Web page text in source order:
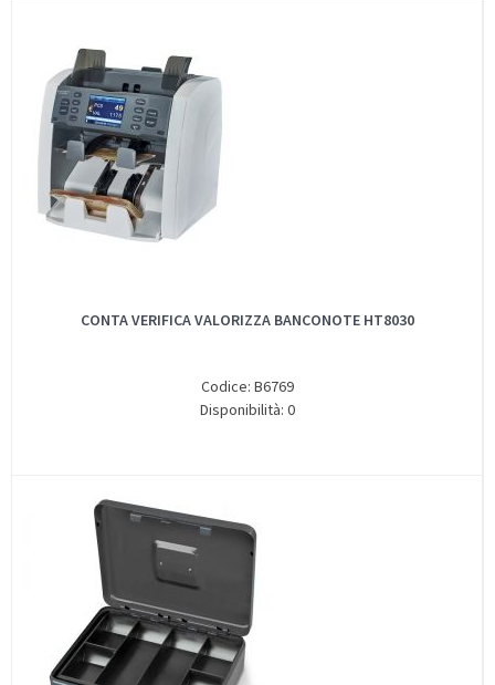
CONTA VERIFICA VALORIZZA BANCONOTE HT8030
Codice: B6769
Disponibilità: 0